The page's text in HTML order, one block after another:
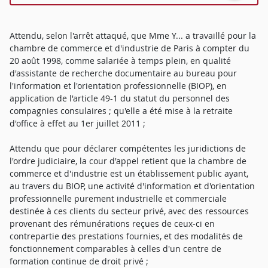
Attendu, selon l'arrêt attaqué, que Mme Y... a travaillé pour la
chambre de commerce et d'industrie de Paris à compter du
20 août 1998, comme salariée à temps plein, en qualité
d'assistante de recherche documentaire au bureau pour
l'information et l'orientation professionnelle (BIOP), en
application de l'article 49-1 du statut du personnel des
compagnies consulaires ; qu'elle a été mise à la retraite
d'office à effet au 1er juillet 2011 ;
Attendu que pour déclarer compétentes les juridictions de
l'ordre judiciaire, la cour d'appel retient que la chambre de
commerce et d'industrie est un établissement public ayant,
au travers du BIOP, une activité d'information et d'orientation
professionnelle purement industrielle et commerciale
destinée à ces clients du secteur privé, avec des ressources
provenant des rémunérations reçues de ceux-ci en
contrepartie des prestations fournies, et des modalités de
fonctionnement comparables à celles d'un centre de
formation continue de droit privé ;